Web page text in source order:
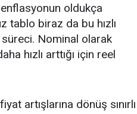
oldukça
tablo biraz da bu hızlı
Nominal olarak
hızlı arttığı için reel
artışlarına dönüş sınırlı